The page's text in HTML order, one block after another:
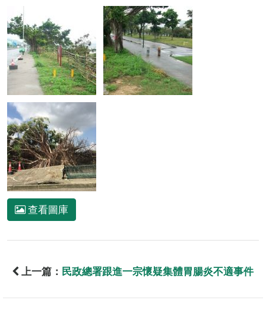
查看圖庫
上一篇： 民政總署跟進一宗懷疑集體胃腸炎不適事件